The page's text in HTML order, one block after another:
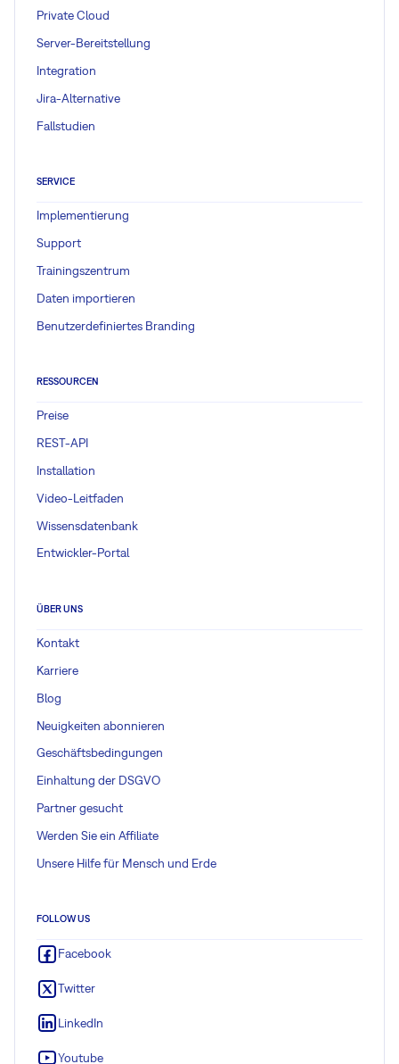
Private Cloud
Server-Bereitstellung
Integration
Jira-Alternative
Fallstudien
SERVICE
Implementierung
Support
Trainingszentrum
Daten importieren
Benutzerdefiniertes Branding
RESSOURCEN
Preise
REST-API
Installation
Video-Leitfaden
Wissensdatenbank
Entwickler-Portal
ÜBER UNS
Kontakt
Karriere
Blog
Neuigkeiten abonnieren
Geschäftsbedingungen
Einhaltung der DSGVO
Partner gesucht
Werden Sie ein Affiliate
Unsere Hilfe für Mensch und Erde
FOLLOW US
Facebook
Twitter
LinkedIn
Youtube